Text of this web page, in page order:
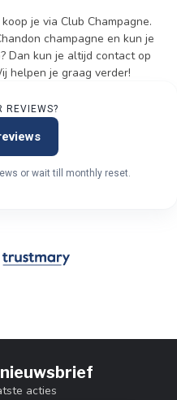
je via Club Champagne.
champagne en kun je
Dan kun je altijd contact op
helpen je graag verder!
REVIEWS?
or wait till monthly reset.
acties